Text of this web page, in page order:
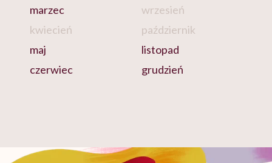
marzec
kwiecień
maj
czerwiec
wrzesień
październik
listopad
grudzień